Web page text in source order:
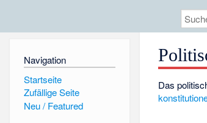
Navigation
Startseite
Zufällige Seite
Neu / Featured
Das